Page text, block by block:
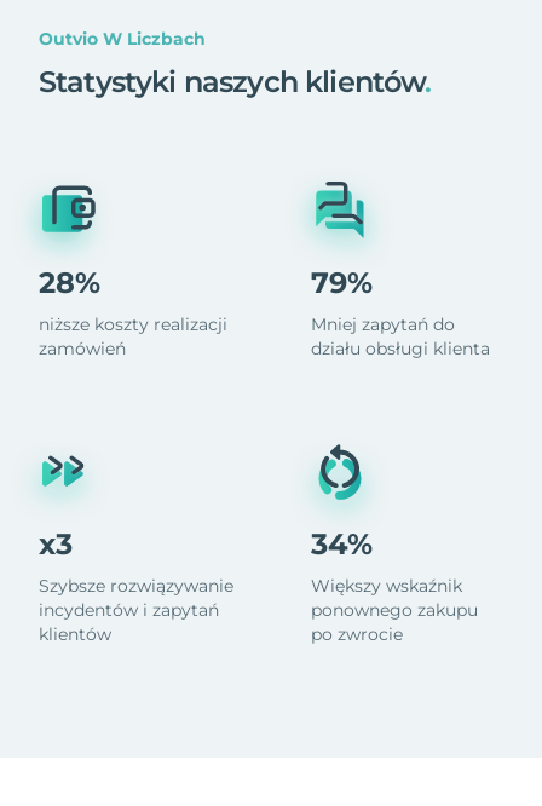
Outvio W Liczbach
Statystyki naszych klientów.
28%
niższe koszty realizacji
zamówień
x3
Szybsze rozwiązywanie
incydentów i zapytań
klientów
79%
Mniej zapytań do
działu obsługi klienta
34%
Większy wskaźnik
ponownego zakupu
po zwrocie